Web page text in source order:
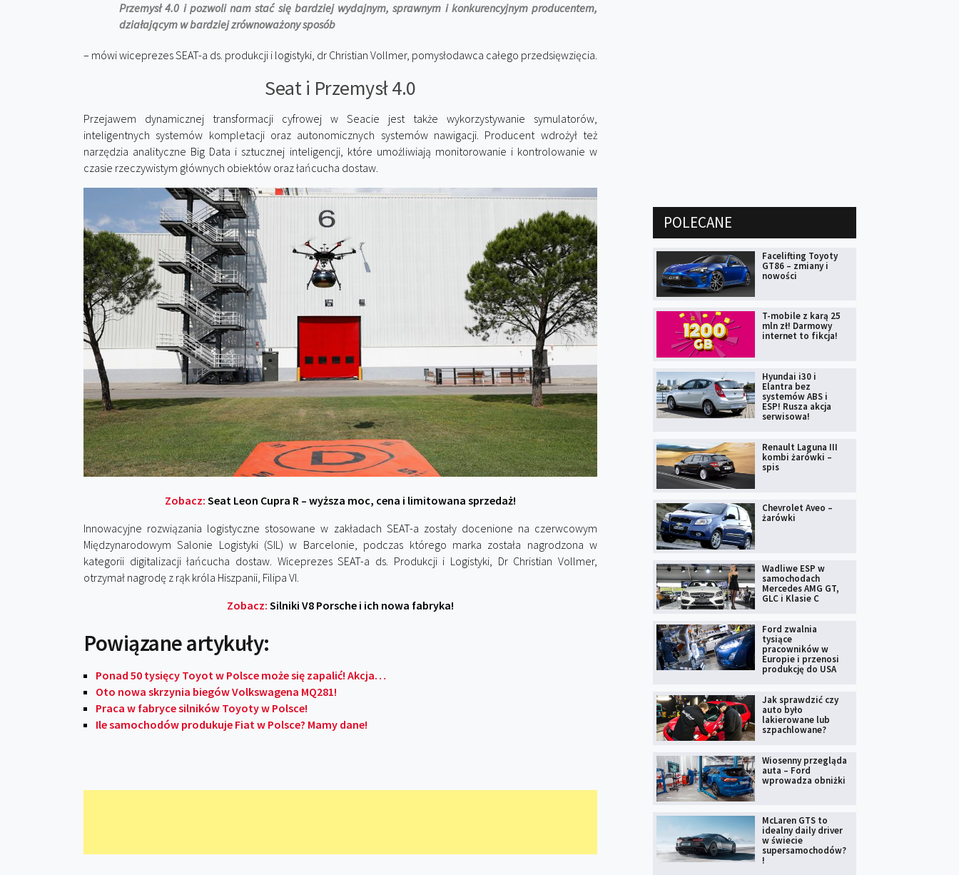
Przemysł 4.0 i pozwoli nam stać się bardziej wydajnym, sprawnym i konkurencyjnym producentem,
działającym w bardziej zrównoważony sposób
– mówi wiceprezes SEAT-a ds. produkcji i logistyki, dr Christian Vollmer, pomysłodawca całego przedsięwzięcia.
Seat i Przemysł 4.0
Przejawem dynamicznej transformacji cyfrowej w Seacie jest także wykorzystywanie symulatorów,
inteligentnych systemów kompletacji oraz autonomicznych systemów nawigacji. Producent wdrożył też
narzędzia analityczne Big Data i sztucznej inteligencji, które umożliwiają monitorowanie i kontrolowanie w
czasie rzeczywistym głównych obiektów oraz łańcucha dostaw.
Zobacz: Seat Leon Cupra R – wyższa moc, cena i limitowana sprzedaż!
Innowacyjne rozwiązania logistyczne stosowane w zakładach SEAT-a zostały docenione na czerwcowym
Międzynarodowym Salonie Logistyki (SIL) w Barcelonie, podczas którego marka została nagrodzona w
kategorii digitalizacji łańcucha dostaw. Wiceprezes SEAT-a ds. Produkcji i Logistyki, Dr Christian Vollmer,
otrzymał nagrodę z rąk króla Hiszpanii, Filipa VI.
Zobacz: Silniki V8 Porsche i ich nowa fabryka!
Powiązane artykuły:
Ponad 50 tysięcy Toyot w Polsce może się zapalić! Akcja…
Oto nowa skrzynia biegów Volkswagena MQ281!
Praca w fabryce silników Toyoty w Polsce!
Ile samochodów produkuje Fiat w Polsce? Mamy dane!
POLECANE
Facelifting Toyoty
GT86 – zmiany i
nowości
T-mobile z karą 25
mln zł! Darmowy
internet to fikcja!
Hyundai i30 i
Elantra bez
systemów ABS i
ESP! Rusza akcja
serwisowa!
Renault Laguna III
kombi żarówki –
spis
Chevrolet Aveo –
żarówki
Wadliwe ESP w
samochodach
Mercedes AMG GT,
GLC i Klasie C
Ford zwalnia
tysiące
pracowników w
Europie i przenosi
produkcję do USA
Jak sprawdzić czy
auto było
lakierowane lub
szpachlowane?
Wiosenny przegląda
auta – Ford
wprowadza obniżki
McLaren GTS to
idealny daily driver
w świecie
supersamochodów?
!